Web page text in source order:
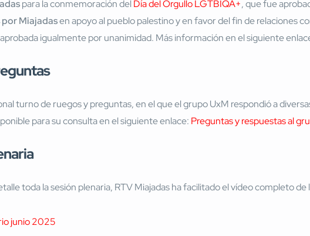
para la conmemoración delDía del Orgullo LGTBIQA+, que fue
Miajadasen apoyo al pueblo palestino y en favor del fin de relaciones
igualmente por unanimidad. Más información en el siguiente
turno de ruegos y preguntas, en el que el grupo UxM respondió a
para su consulta en el siguiente enlace: Preguntas y respuestas al
toda la sesión plenaria, RTV Miajadas ha facilitado el vídeo completo de